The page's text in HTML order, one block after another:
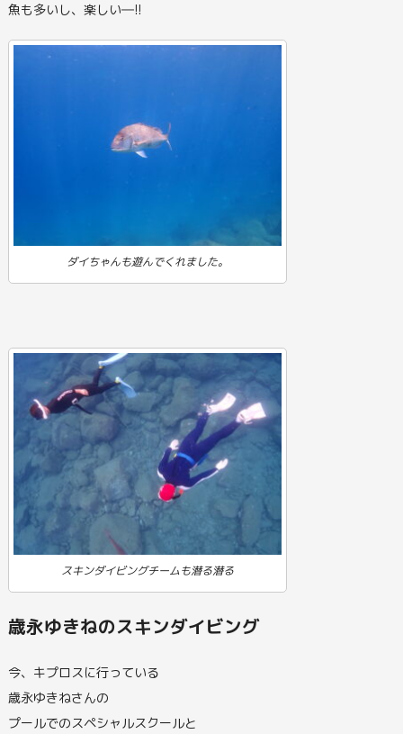
魚も多いし、楽しい―!!
ダイちゃんも遊んでくれました。
スキンダイビングチームも潜る潜る
歳永ゆきねのスキンダイビング
今、キプロスに行っている
歳永ゆきねさんの
プールでのスペシャルスクールと